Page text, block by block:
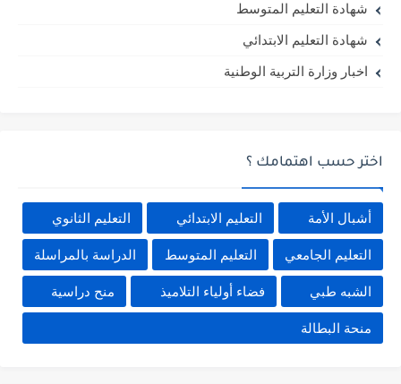
شهادة التعليم المتوسط
شهادة التعليم الابتدائي
اخبار وزارة التربية الوطنية
اختر حسب اهتمامك ؟
أشبال الأمة التعليم الابتدائي التعليم الثانوي
التعليم الجامعي التعليم المتوسط الدراسة بالمراسلة
الشبه طبي فضاء أولياء التلاميذ منح دراسية
منحة البطالة